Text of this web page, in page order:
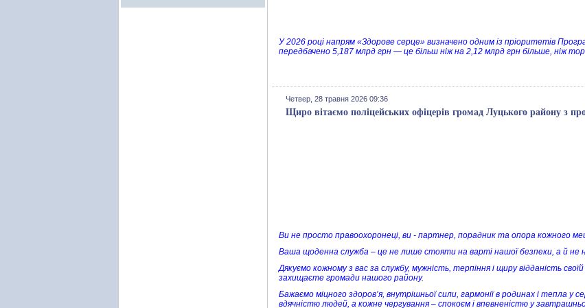
У 2026 році напрям «Здорове серце» визначено одним із пріоритетів
передбачено 5,187 млрд грн — це більш ніж на 2,12 млрд грн більше, ніж
Четвер, 28 травня 2026 09:36
Щиро вітаємо поліцейських офіцерів громад Луцького району з
Ви не просто правоохоронеці, ви - партнер, порадник та опора кожного
Ваша щоденна служба – це не лише стояти на варті нашої безпеки, а й не
Дякуємо кожному з вас за службу, мужність, терпіння і щиру відданість
захищаєте громади нашого району.
Бажаємо міцного здоров’я, внутрішньої сили, гармонії в родинах і тепла у
вдячністю людей, а кожне чергування – спокоєм і впевненістю у